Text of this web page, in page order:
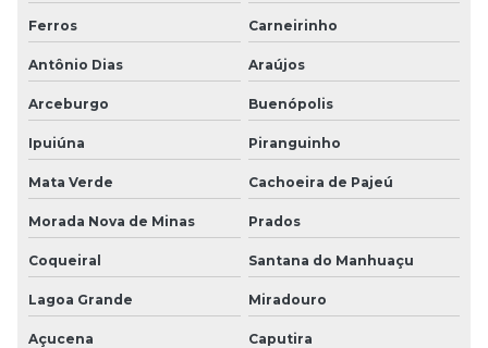
Ferros Carneirinho
Antônio Dias Araújos
Arceburgo Buenópolis
Ipuiúna Piranguinho
Mata Verde Cachoeira de Pajeú
Morada Nova de Minas Prados
Coqueiral Santana do Manhuaçu
Lagoa Grande Miradouro
Açucena Caputira